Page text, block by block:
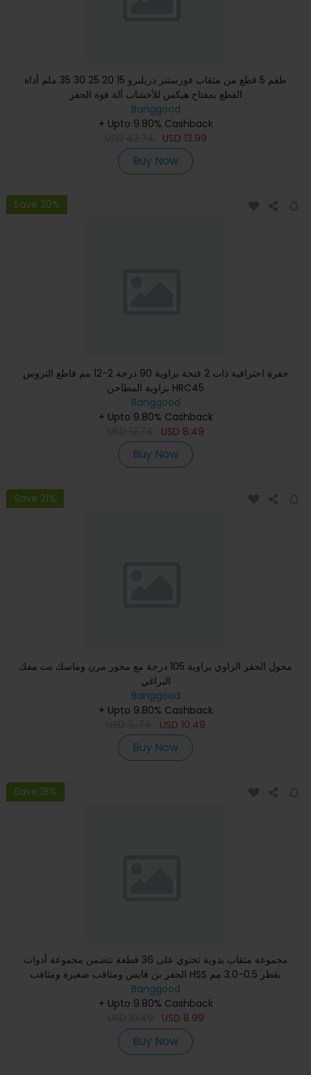
طقم 5 قطع من مثقاب فورستنر دريلبرو 15 20 25 30 35 ملم أداة
القطع بمفتاح هيكس للأخشاب آلة قوة الحفر
Banggood
+ Upto 9.80% Cashback
USD 13.99
Buy Now
Save 20%
حفرة احترافية ذات 2 فتحة بزاوية 90 درجة 2-12 مم قاطع التروس
بزاوية المطاحن HRC45
Banggood
+ Upto 9.80% Cashback
USD 8.49
Buy Now
Save 21%
محول الحفر الزاوي بزاوية 105 درجة مع محور مرن وماسك بت مفك
البراغي
Banggood
+ Upto 9.80% Cashback
USD 10.49
Buy Now
Save 18%
مجموعة مثقاب يدوية تحتوي على 36 قطعة تتضمن مجموعة أدوات
الحفر بن فايس ومثاقب صغيرة ومثاقب HSS بقطر 0.5-3.0 مم
ومثاقب PCB
Banggood
+ Upto 9.80% Cashback
USD 8.99
Buy Now